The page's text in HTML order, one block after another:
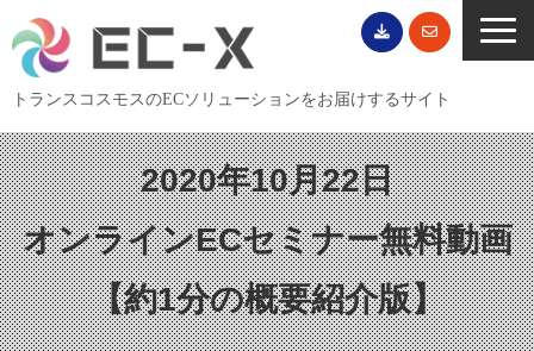
トランスコスモスのECソリューションをお届けするサイト
TOP
サービス一覧
EC導入事例
ECブログ
無料セミナー
2020年10月22日
オンラインECセミナー無料動画
【約1分の概要紹介版】